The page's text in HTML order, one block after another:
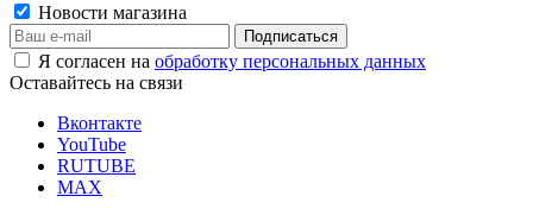
Новости магазина
Я согласен на обработку персональных данных
Оставайтесь на связи
Вконтакте
YouTube
RUTUBE
MAX